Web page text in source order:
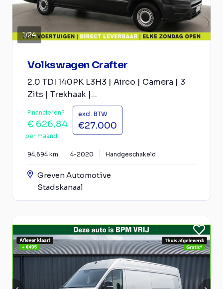
1/24
Volkswagen Crafter
2.0 TDI 140PK L3H3 | Airco | Camera | 3
Zits | Trekhaak |...
Financieren?
€ 626,84
per maand
excl. BTW
€27.000
94.694 km 4-2020 Handgeschakeld
Greven Automotive
Stadskanaal